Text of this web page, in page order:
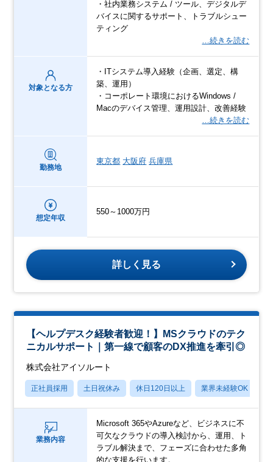
・社内業務システム / ツール、デジタルデ
バイスに関するサポート、トラブルシュー
ティング
…続きを読む
対象となる方
・ITシステム導入経験（企画、選定、構
築、運用）
・コーポレート環境におけるWindows /
Macのデバイス管理、運用設計、改善経験
…続きを読む
勤務地
東京都 大阪府 兵庫県
想定年収
550～1000万円
詳しく見る
【ヘルプデスク経験者歓迎！】MSクラウドのテク
ニカルサポート｜第一線で顧客のDX推進を牽引◎
株式会社アイソルート
正社員採用 土日祝休み 休日120日以上 業界未経験OK
業務内容
Microsoft 365やAzureなど、ビジネスに不
可欠なクラウドの導入検討から、運用、ト
ラブル解決まで、フェーズに合わせた多角
的な支援を行います。